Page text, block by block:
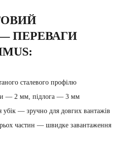
ПЕРЕВАГИ
сталевого профілю
— 2 мм, підлога — 3 мм
убік — зручно для довгих вантажів
частин — швидке завантаження